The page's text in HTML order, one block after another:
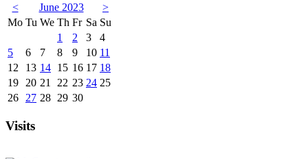
< June 2023
>
Mo Tu We Th Fr Sa Su
1
2 3
4
5
6 7 8 9 10 11
12
13 14 15 16 17 18
19
20 21 22 23 24 25
26
27 28 29 30
Visits